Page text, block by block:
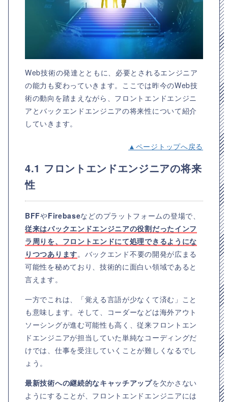
Web技術の発達とともに、必要とされるエンジニア
の能力も変わっていきます。ここでは昨今のWeb技
術の動向を踏まえながら、フロントエンドエンジニ
アとバックエンドエンジニアの将来性について紹介
していきます。
▲ページトップへ戻る
4.1 フロントエンドエンジニアの将来
性
BFFやFirebaseなどのプラットフォームの登場で、
従来はバックエンドエンジニアの役割だったインフ
ラ周りを、フロントエンドにて処理できるようにな
りつつあります。バックエンド不要の開発が広まる
可能性を秘めており、技術的に面白い領域であると
言えます。
一方でこれは、「覚える言語が少なくて済む」こと
も意味します。そして、コーダーなどは海外アウト
ソーシングが進む可能性も高く、従来フロントエン
ドエンジニアが担当していた単純なコーディングだ
けでは、仕事を受注していくことが難しくなるでし
ょう。
最新技術への継続的なキャッチアップを欠かさない
ようにすることが、フロントエンドエンジニアには